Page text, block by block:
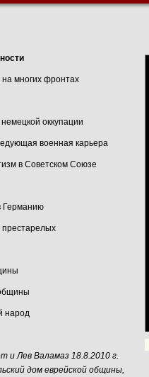
многих фронтах
оккупации
военная карьера
в Советском Союзе
Германию
престарелых
народ
и Лев Валамаз 18.8.2010 г.
дом еврейской общины,